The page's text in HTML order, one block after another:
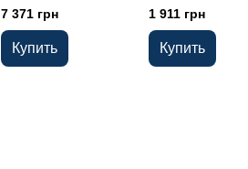
Hyundai SC 4040 без
АКБ и ЗУ
7 371 грн
Купить
1 911 грн
Купить